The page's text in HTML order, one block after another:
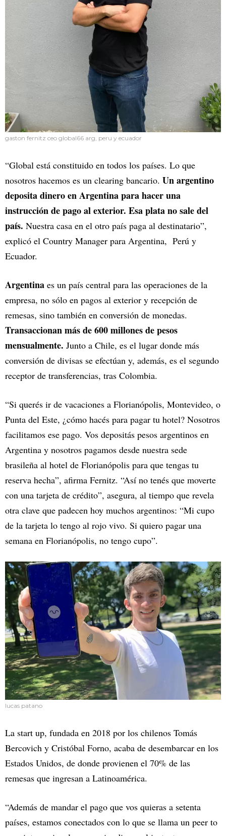
gaston fernitz ceo global66 arg, peru y ecuador
“Global está constituido en todos los países. Lo que
nosotros hacemos es un clearing bancario. Un argentino
deposita dinero en Argentina para hacer una
instrucción de pago al exterior. Esa plata no sale del
país. Nuestra casa en el otro país paga al destinatario”,
explicó el Country Manager para Argentina, Perú y
Ecuador.
Argentina es un país central para las operaciones de la
empresa, no sólo en pagos al exterior y recepción de
remesas, sino también en conversión de monedas.
Transaccionan más de 600 millones de pesos
mensualmente. Junto a Chile, es el lugar donde más
conversión de divisas se efectúan y, además, es el segundo
receptor de transferencias, tras Colombia.
“Si querés ir de vacaciones a Florianópolis, Montevideo, o
Punta del Este, ¿cómo hacés para pagar tu hotel? Nosotros
facilitamos ese pago. Vos depositás pesos argentinos en
Argentina y nosotros pagamos desde nuestra sede
brasileña al hotel de Florianópolis para que tengas tu
reserva hecha”, afirma Fernitz. “Así no tenés que moverte
con una tarjeta de crédito”, asegura, al tiempo que revela
otra clave que padecen hoy muchos argentinos: “Mi cupo
de la tarjeta lo tengo al rojo vivo. Si quiero pagar una
semana en Florianópolis, no tengo cupo”.
lucas patano
La start up, fundada en 2018 por los chilenos Tomás
Bercovich y Cristóbal Forno, acaba de desembarcar en los
Estados Unidos, de donde provienen el 70% de las
remesas que ingresan a Latinoamérica.
“Además de mandar el pago que vos quieras a setenta
países, estamos conectados con lo que se llama un peer to